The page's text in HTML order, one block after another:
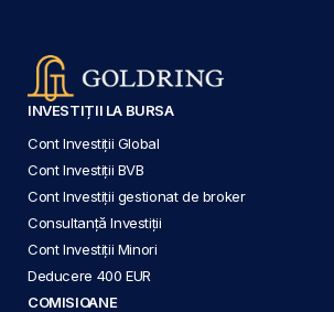
INVESTIȚII LA BURSA
Cont Investiții Global
Cont Investiții BVB
Cont Investiții gestionat de broker
Consultanță Investiții
Cont Investiții Minori
Deducere 400 EUR
COMISIOANE